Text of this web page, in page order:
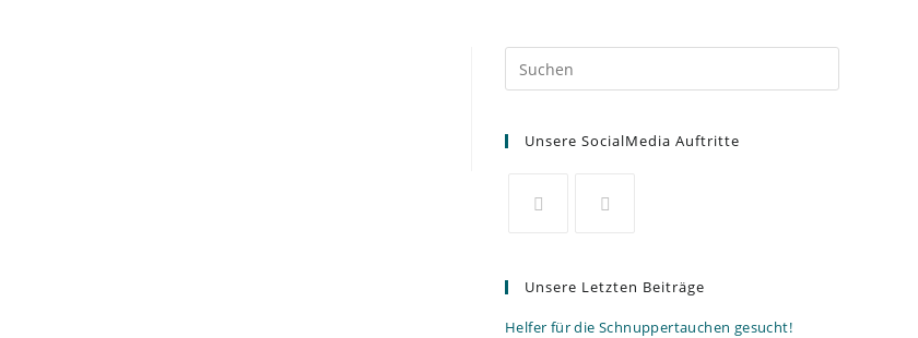
Unsere SocialMedia Auftritte
Unsere Letzten Beiträge
Helfer für die Schnuppertauchen gesucht!